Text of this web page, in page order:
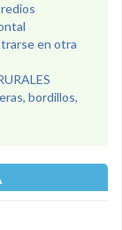
en otra
bordillos,